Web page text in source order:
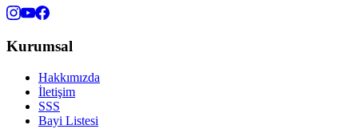
Kurumsal
Hakkımızda
İletişim
SSS
Bayi Listesi